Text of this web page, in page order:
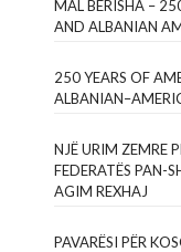
MAL BERISHA –
AND ALBANIAN
250 YEARS OF
NJË URIM ZEMRE
FEDERATËS PAN-
AGIM REXHAJ
PAVARËSI PËR